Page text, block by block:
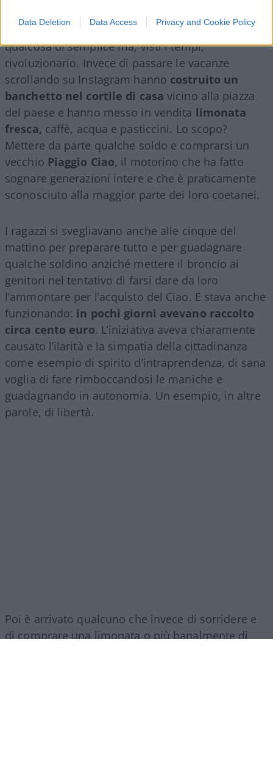
Data Deletion Data Access Privacy and Cookie Policy
amici di 13 e 14 anni (ancora senza smartphone,
complimenti sinceri ai genitori) hanno fatto
qualcosa di semplice ma, visti i tempi,
rivoluzionario. Invece di passare le vacanze
scrollando su Instagram hanno costruito un
banchetto nel cortile di casa vicino alla piazza
del paese e hanno messo in vendita limonata
fresca, caffè, acqua e pasticcini. Lo scopo?
Mettere da parte qualche soldo e comprarsi un
vecchio Piaggio Ciao, il motorino che ha fatto
sognare generazioni intere e che è praticamente
sconosciuto alla maggior parte dei loro coetanei.
I ragazzi si svegliavano anche alle cinque del
mattino per preparare tutto e per guadagnare
qualche soldino anziché mettere il broncio ai
genitori nel tentativo di farsi dare da loro
l’ammontare per l’acquisto del Ciao. E stava anche
funzionando: in pochi giorni avevano raccolto
circa cento euro. L’iniziativa aveva chiaramente
causato l’ilarità e la simpatia della cittadinanza
come esempio di spirito d’intraprendenza, di sana
voglia di fare rimboccandosi le maniche e
guadagnando in autonomia. Un esempio, in altre
parole, di libertà.
Poi è arrivato qualcuno che invece di sorridere e
di comprare una limonata o più banalmente di